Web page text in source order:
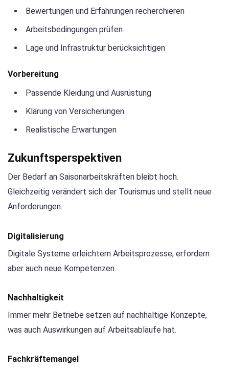
Bewertungen und Erfahrungen recherchieren
Arbeitsbedingungen prüfen
Lage und Infrastruktur berücksichtigen
Vorbereitung
Passende Kleidung und Ausrüstung
Klärung von Versicherungen
Realistische Erwartungen
Zukunftsperspektiven
Der Bedarf an Saisonarbeitskräften bleibt hoch.
Gleichzeitig verändert sich der Tourismus und stellt neue
Anforderungen.
Digitalisierung
Digitale Systeme erleichtern Arbeitsprozesse, erfordern
aber auch neue Kompetenzen.
Nachhaltigkeit
Immer mehr Betriebe setzen auf nachhaltige Konzepte,
was auch Auswirkungen auf Arbeitsabläufe hat.
Fachkräftemangel